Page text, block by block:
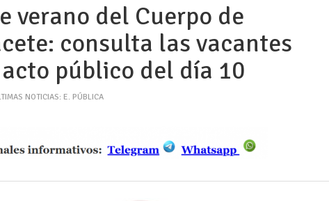
verano del Cuerpo de
consulta las vacantes
público del día 10
NOTICIAS: E. PÚBLICA